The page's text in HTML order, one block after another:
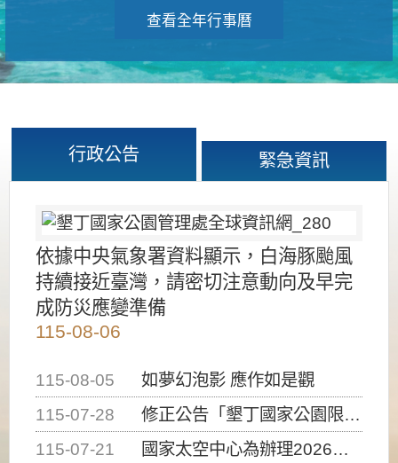
查看全年行事曆
行政公告 緊急資訊
依據中央氣象署資料顯示，白海豚颱風
持續接近臺灣，請密切注意動向及早完
成防災應變準備
115-08-06
115-08-05
如夢幻泡影 應作如是觀
115-07-28
修正公告「墾丁國家公園限制水域遊憩活動之種類、範圍、時間及行為」，自即日生效。
115-07-21
國家太空中心為辦理2026台灣盃火箭競賽，陸、海、空域警戒及協調相關事宜，因颱風備案事宜